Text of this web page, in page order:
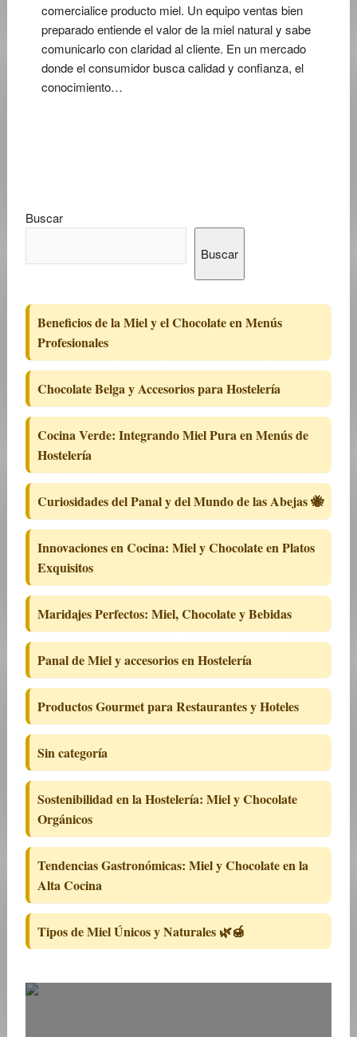
comercialice producto miel. Un equipo ventas bien
preparado entiende el valor de la miel natural y sabe
comunicarlo con claridad al cliente. En un mercado
donde el consumidor busca calidad y confianza, el
conocimiento…
Buscar
Buscar
Beneficios de la Miel y el Chocolate en Menús
Profesionales
Chocolate Belga y Accesorios para Hostelería
Cocina Verde: Integrando Miel Pura en Menús de
Hostelería
Curiosidades del Panal y del Mundo de las Abejas 🐝
Innovaciones en Cocina: Miel y Chocolate en Platos
Exquisitos
Maridajes Perfectos: Miel, Chocolate y Bebidas
Panal de Miel y accesorios en Hostelería
Productos Gourmet para Restaurantes y Hoteles
Sin categoría
Sostenibilidad en la Hostelería: Miel y Chocolate
Orgánicos
Tendencias Gastronómicas: Miel y Chocolate en la
Alta Cocina
Tipos de Miel Únicos y Naturales 🌿🍯